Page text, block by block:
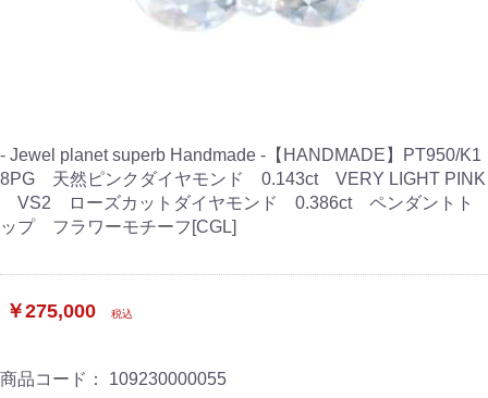
- Jewel planet superb Handmade -【HANDMADE】PT950/K1
8PG 天然ピンクダイヤモンド 0.143ct VERY LIGHT PINK
VS2 ローズカットダイヤモンド 0.386ct ペンダントト
ップ フラワーモチーフ[CGL]
￥275,000 税込
商品コード： 109230000055